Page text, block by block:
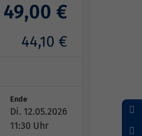
49,00 €
44,10 €
Ende
Di. 12.05.2026
11:30 Uhr